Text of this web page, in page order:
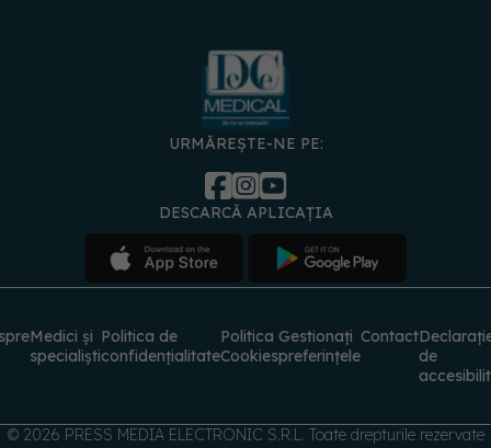
URMĂREȘTE-NE PE:
DESCARCĂ APLICAȚIA
specialiști confidențialitate Cookies preferințele
de